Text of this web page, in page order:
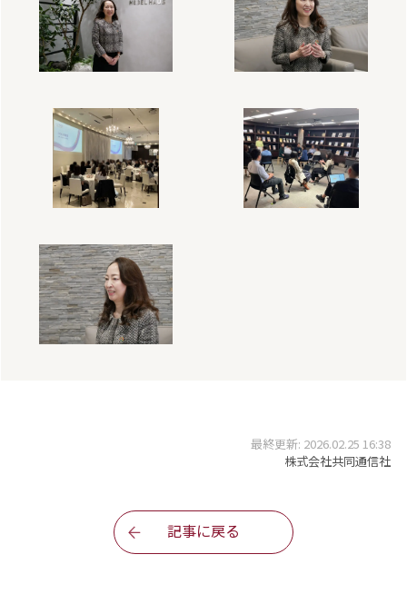
最終更新: 2026.02.25 16:38
株式会社共同通信社
記事に戻る